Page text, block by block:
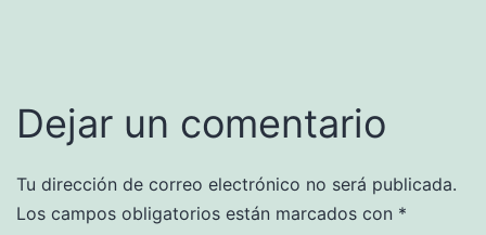
Dejar un comentario
Tu dirección de correo electrónico no será publicada.
Los campos obligatorios están marcados con *